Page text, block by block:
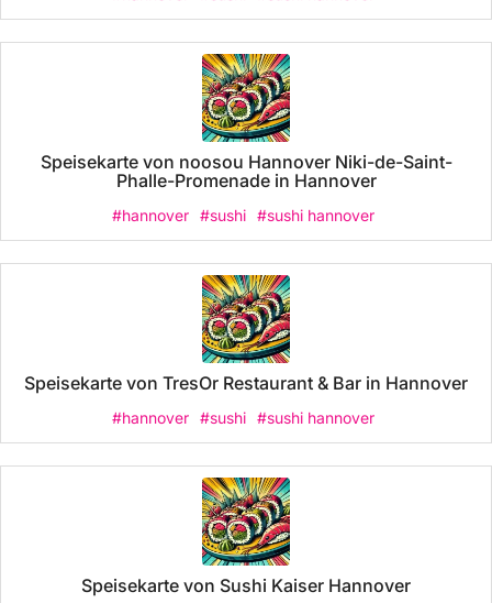
Speisekarte von noosou Hannover Niki-de-Saint-
Phalle-Promenade in Hannover
#hannover #sushi #sushi hannover
Speisekarte von TresOr Restaurant & Bar in Hannover
#hannover #sushi #sushi hannover
Speisekarte von Sushi Kaiser Hannover